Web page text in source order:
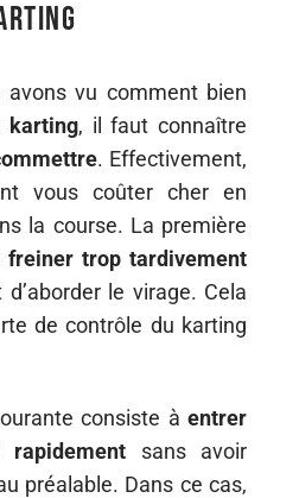
vu comment bien
karting, il faut connaître
. Effectivement,
vous coûter cher en
la course. La première
freiner trop tardivement
le virage. Cela
de contrôle du karting
consiste à entrer
sans avoir
préalable. Dans ce cas,